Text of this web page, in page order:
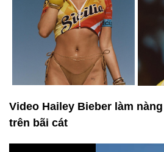
Video Hailey Bieber làm
trên bãi cát